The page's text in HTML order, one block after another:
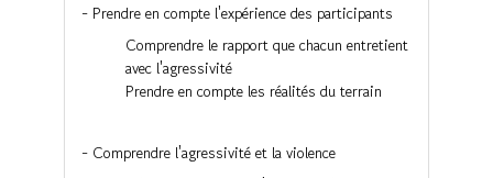
- Prendre en compte l'expérience des participants
Comprendre le rapport que chacun entretient
avec l'agressivité
Prendre en compte les réalités du terrain
- Comprendre l'agressivité et la violence